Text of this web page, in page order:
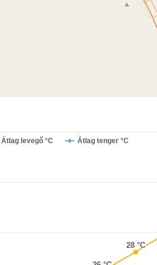
28 °C
28 °C
Átlag levegő °C Átlag tenger °C